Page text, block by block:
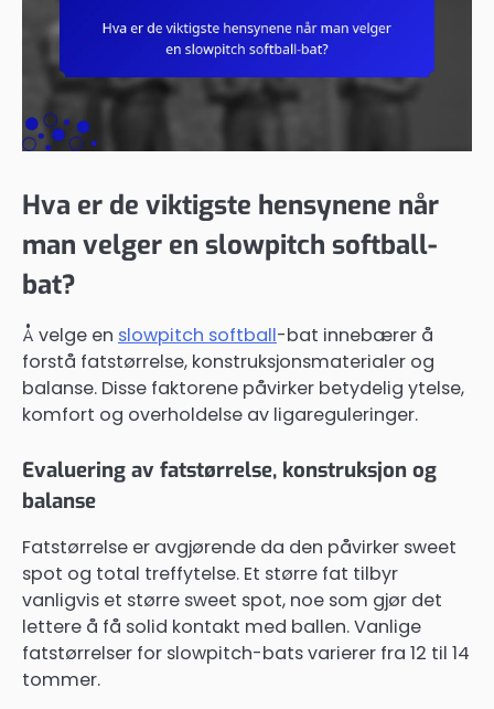
Hva er de viktigste hensynene når
man velger en slowpitch softball-
bat?
Å velge en slowpitch softball-bat innebærer å
forstå fatstørrelse, konstruksjonsmaterialer og
balanse. Disse faktorene påvirker betydelig ytelse,
komfort og overholdelse av ligareguleringer.
Evaluering av fatstørrelse, konstruksjon og
balanse
Fatstørrelse er avgjørende da den påvirker sweet
spot og total treffytelse. Et større fat tilbyr
vanligvis et større sweet spot, noe som gjør det
lettere å få solid kontakt med ballen. Vanlige
fatstørrelser for slowpitch-bats varierer fra 12 til 14
tommer.